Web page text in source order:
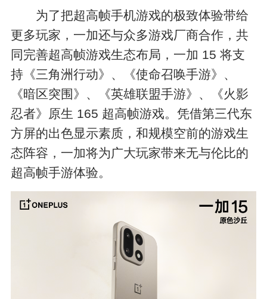
为了把超高帧手机游戏的极致体验带给
更多玩家，一加还与众多游戏厂商合作，共
同完善超高帧游戏生态布局，一加 15 将支
持《三角洲行动》、《使命召唤手游》、
《暗区突围》、《英雄联盟手游》、《火影
忍者》原生 165 超高帧游戏。凭借第三代东
方屏的出色显示素质，和规模空前的游戏生
态阵容，一加将为广大玩家带来无与伦比的
超高帧手游体验。